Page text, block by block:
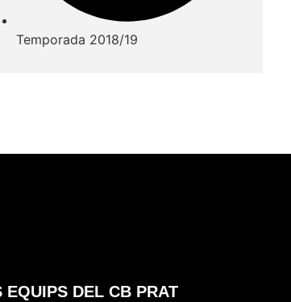
Temporada 2018/19
EQUIPS DEL CB PRAT